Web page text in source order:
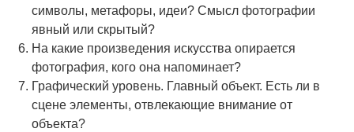
символы, метафоры, идеи? Смысл фотографии
явный или скрытый?
На какие произведения искусства опирается
фотография, кого она напоминает?
Графический уровень. Главный объект. Есть ли в
сцене элементы, отвлекающие внимание от
объекта?